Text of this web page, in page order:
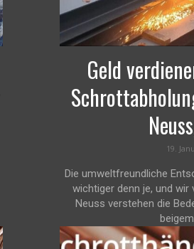
Geld
19.
Die umweltfreundliche
wichtiger denn je, und wir
Neuss verstehen die